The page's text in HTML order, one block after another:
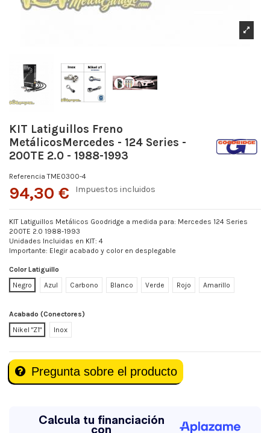
KIT Latiguillos Freno
MetálicosMercedes - 124 Series -
200TE 2.0 - 1988-1993
Referencia TME0300-4
94,30 € Impuestos incluidos
KIT Latiguillos Metálicos Goodridge a medida para: Mercedes 124 Series
200TE 2.0 1988-1993
Unidades Incluidas en KIT: 4
Importante: Elegir acabado y color en desplegable
Color Latiguillo
Negro
Azul Carbono Blanco Verde Rojo Amarillo
Acabado (Conectores)
Nikel "Z1"
Inox
Pregunta sobre el producto